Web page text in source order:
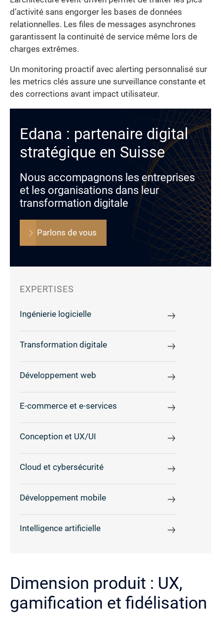
d’activité sans engorger les bases de données
relationnelles. Les files de messages asynchrones
garantissent la continuité de service même lors de
charges extrêmes.
Un monitoring proactif avec alerting personnalisé sur
les metrics clés assure une surveillance constante et
des corrections avant impact utilisateur.
Edana : partenaire digital
stratégique en Suisse
Nous accompagnons les entreprises
et les organisations dans leur
transformation digitale
Parlons de vous
EXPERTISES
Ingénierie logicielle
Transformation digitale
Développement web
E-commerce et e-services
Conception et UX/UI
Cloud et cybersécurité
Développement mobile
Intelligence artificielle
Dimension produit : UX,
gamification et fidélisation